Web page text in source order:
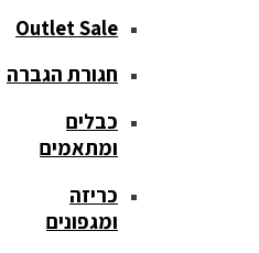
Outlet Sale
חגורת הגברה
כבלים
ומתאמים
כריזה
ומגפונים